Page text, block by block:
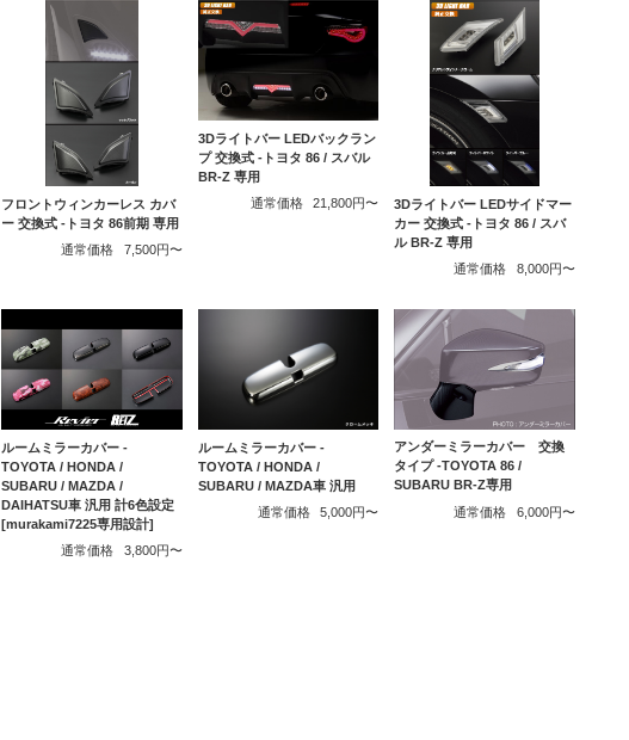
フロントウィンカーレス カバ
ー 交換式 -トヨタ 86前期 専用
通常価格
7,500円〜
3Dライトバー LEDバックラン
プ 交換式 -トヨタ 86 / スバル
BR-Z 専用
通常価格
21,800円〜
3Dライトバー LEDサイドマー
カー 交換式 -トヨタ 86 / スバ
ル BR-Z 専用
通常価格
8,000円〜
ルームミラーカバー -
TOYOTA / HONDA /
SUBARU / MAZDA /
DAIHATSU車 汎用 計6色設定
[murakami7225専用設計]
通常価格
3,800円〜
ルームミラーカバー -
TOYOTA / HONDA /
SUBARU / MAZDA車 汎用
通常価格
5,000円〜
アンダーミラーカバー 交換
タイプ -TOYOTA 86 /
SUBARU BR-Z専用
通常価格
6,000円〜